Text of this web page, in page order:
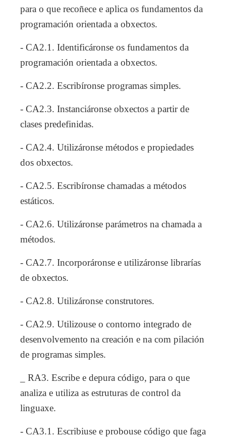
para o que recoñece e aplica os fundamentos da
programación orientada a obxectos.
- CA2.1. Identificáronse os fundamentos da
programación orientada a obxectos.
- CA2.2. Escribíronse programas simples.
- CA2.3. Instanciáronse obxectos a partir de
clases predefinidas.
- CA2.4. Utilizáronse métodos e propiedades
dos obxectos.
- CA2.5. Escribíronse chamadas a métodos
estáticos.
- CA2.6. Utilizáronse parámetros na chamada a
métodos.
- CA2.7. Incorporáronse e utilizáronse librarías
de obxectos.
- CA2.8. Utilizáronse construtores.
- CA2.9. Utilizouse o contorno integrado de
desenvolvemento na creación e na com pilación
de programas simples.
_ RA3. Escribe e depura código, para o que
analiza e utiliza as estruturas de control da
linguaxe.
- CA3.1. Escribiuse e probouse código que faga